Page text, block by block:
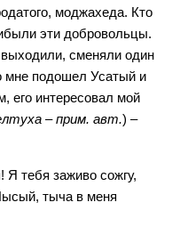
моджахеда. Кто
эти добровольцы.
сменяли один
мне подошел Усатый и
его интересовал мой
– прим. авт.) –
Я тебя заживо сожгу,
тыча в меня